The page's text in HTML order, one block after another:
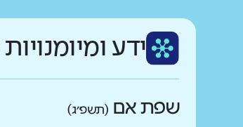
ידע
שפת אם (תשפ״ג)